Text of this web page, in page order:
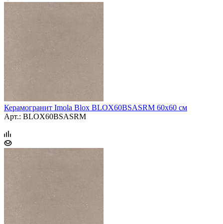
Керамогранит Imola Blox BLOX60BSASRM 60x60 см
Арт.: BLOX60BSASRM